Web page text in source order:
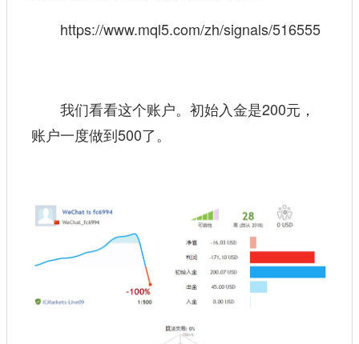
https://www.mql5.com/zh/signals/516555
我们看看这个账户。初始入金是200元，
账户一度做到500了。